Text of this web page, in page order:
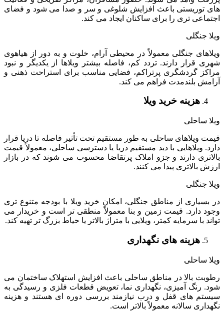
های توریستی باعث افزایش شلوغی و سر و صدا می شود و فضای
اجتماعی تری را برای ساکنان ایجاد می کند.
ویلا جنگلی
ویلاهای جنگلی معمولاً در محیطی آرام، خلوت و به دور از هیاهوی
شهری قرار دارند. تردد کم، فاصله بیشتر ویلاها از یکدیگر و نبود
مراکز گردشگری پرتراکم، فضایی مناسب برای استراحت ذهنی و
آرامش بلندمدت فراهم می کند.
هزینه خرید ویلا
ویلا ساحلی
قیمت ویلاهای ساحلی به طور مستقیم تحت تأثیر فاصله تا دریا قرار
دارد. ویلاهایی با دید مستقیم دریا یا دسترسی ساحلی، معمولاً قیمت
بالاتری دارند و جزو املاک پرتقاضا محسوب می شوند که در بازار
ارزش بالاتری پیدا می کنند.
ویلا جنگلی
در بسیاری از مناطق جنگلی، امکان خرید ویلا با بودجه متنوع تری
وجود دارد. قیمت زمین و بنا معمولاً منطقی تر است و خریدار می
تواند با سرمایه کمتر، ویلایی با متراژ بالاتر یا حیاط بزرگ تر تهیه کند.
هزینه های نگهداری
ویلا ساحلی
رطوبت بالا در مناطق ساحلی باعث افزایش استهلاک ساختمان می
شود. رنگ آمیزی، نگهداری نما، تعویض قطعات فلزی و رسیدگی به
سیستم های قفل و درب نیازمند بررسی دوره ای هستند و هزینه
نگهداری سالانه معمولاً بالاتر است.